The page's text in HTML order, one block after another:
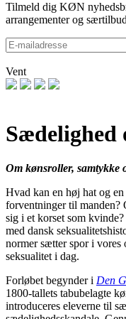
Tilmeld dig KØN
arrangementer og
Vent
Sædelighed
Om kønsroller, samtykke
Hvad kan en høj hat og
forventninger til manden?
sig i et korset som
med dansk
normer sætter spor i vores
seksualitet i dag.
Forløbet begynder i Den
1800-tallets tabubelagte
introduceres eleverne til